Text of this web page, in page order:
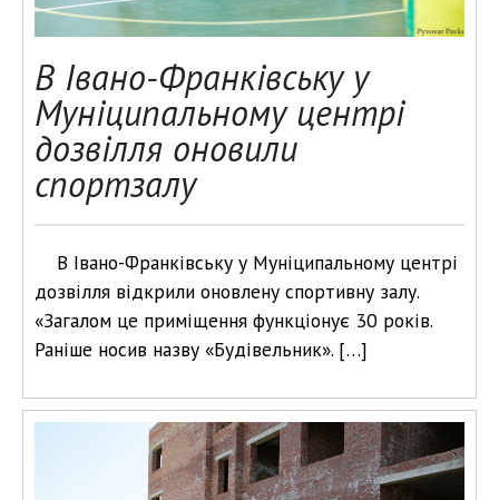
В Івано-Франківську у
Муніципальному центрі
дозвілля оновили
спортзалу
В Івано-Франківську у Муніципальному центрі
дозвілля відкрили оновлену спортивну залу.
«Загалом це приміщення функціонує 30 років.
Раніше носив назву «Будівельник». […]